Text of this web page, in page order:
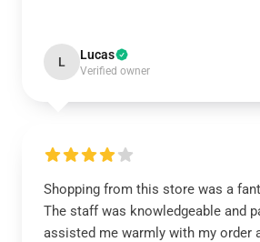
L Lucas
Verified owner
Shopping from this store was a
The staff was knowledgeable and
assisted me warmly with my order